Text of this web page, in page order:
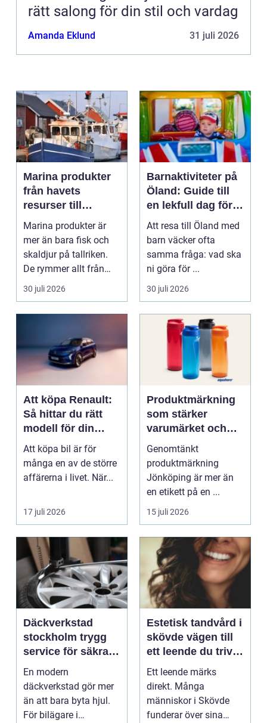
rätt salong för din stil och vardag
Amanda Eklund 31 juli 2026
Marina produkter
från havets
resurser till
hållbara
upplevelser
Marina produkter är
mer än bara fisk och
skaldjur på tallriken.
De rymmer allt från
mat och hälsa ti...
30 juli 2026
Barnaktiviteter på
Öland: Guide till
en lekfull dag för
hela familjen
Att resa till Öland med
barn väcker ofta
samma fråga: vad ska
ni göra för ...
30 juli 2026
Att köpa Renault:
Så hittar du rätt
modell för din
vardag
Att köpa bil är för
många en av de större
affärerna i livet. När...
17 juli 2026
Produktmärkning
som stärker
varumärket och
förenklar vardagen
Genomtänkt
produktmärkning
Jönköping är mer än
en etikett på en ...
15 juli 2026
Däckverkstad
stockholm trygg
service för säkra
mil året runt
En modern
däckverkstad gör mer
än att bara byta hjul.
För bilägare i
Estetisk tandvård i
skövde vägen till
ett leende du trivs
med
Ett leende märks
direkt. Många
människor i Skövde
funderar över sina